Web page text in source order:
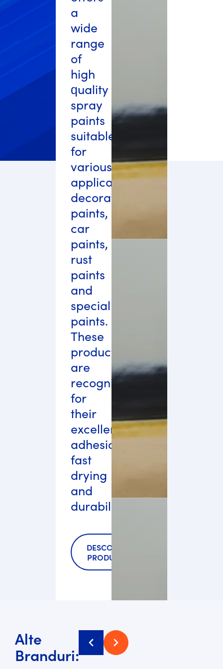
a
wide
range
of
high
quality
spray
paints
suitable
for
various
applications:
decorative
paints,
car
paints,
rust
paints
and
special
paints.
These
products
are
recognized
for
their
excellent
adhesion,
fast
drying
and
durability.
DESCOPERĂ
PRODUSELE
Alte
Branduri: